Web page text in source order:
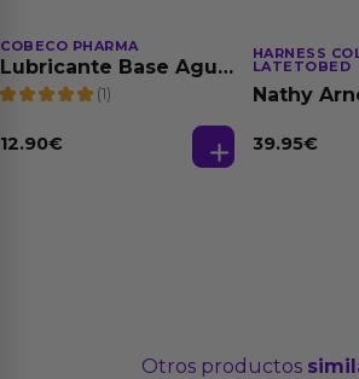
COBECO PHARMA
Lubricante Base Agua
100% Natural 125 ml
(1)
12.90€
HARNESS
LATETOBED
Nathy
39.95€
Otros productos